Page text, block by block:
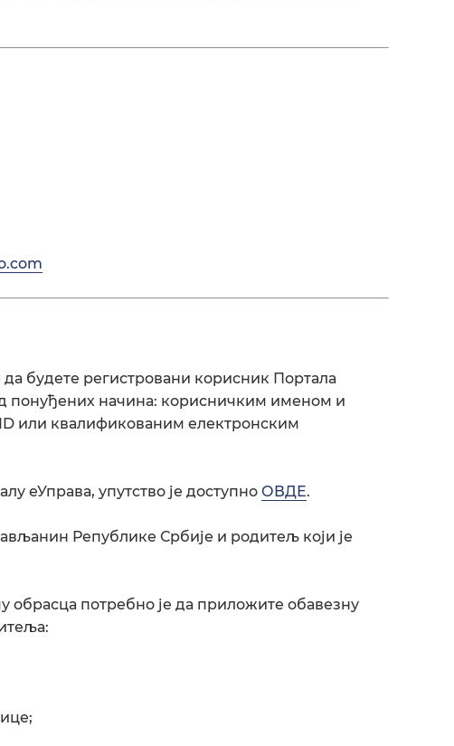
будете регистровани корисник Портала
понуђених начина: корисничким именом и
или квалификованим електронским
еУправа, упутство је доступно ОВДЕ.
Републике Србије и родитељ који је
потребно је да приложите обавезну